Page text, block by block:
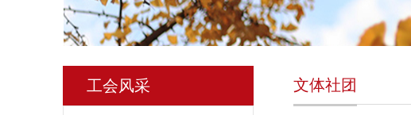
工会风采 文体社团